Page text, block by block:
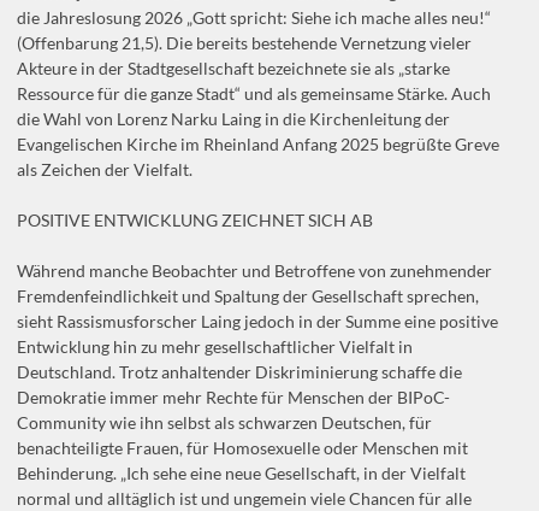
die Jahreslosung 2026 „Gott spricht: Siehe ich mache alles neu!“
(Offenbarung 21,5). Die bereits bestehende Vernetzung vieler
Akteure in der Stadtgesellschaft bezeichnete sie als „starke
Ressource für die ganze Stadt“ und als gemeinsame Stärke. Auch
die Wahl von Lorenz Narku Laing in die Kirchenleitung der
Evangelischen Kirche im Rheinland Anfang 2025 begrüßte Greve
als Zeichen der Vielfalt.
POSITIVE ENTWICKLUNG ZEICHNET SICH AB
Während manche Beobachter und Betroffene von zunehmender
Fremdenfeindlichkeit und Spaltung der Gesellschaft sprechen,
sieht Rassismusforscher Laing jedoch in der Summe eine positive
Entwicklung hin zu mehr gesellschaftlicher Vielfalt in
Deutschland. Trotz anhaltender Diskriminierung schaffe die
Demokratie immer mehr Rechte für Menschen der BIPoC-
Community wie ihn selbst als schwarzen Deutschen, für
benachteiligte Frauen, für Homosexuelle oder Menschen mit
Behinderung. „Ich sehe eine neue Gesellschaft, in der Vielfalt
normal und alltäglich ist und ungemein viele Chancen für alle